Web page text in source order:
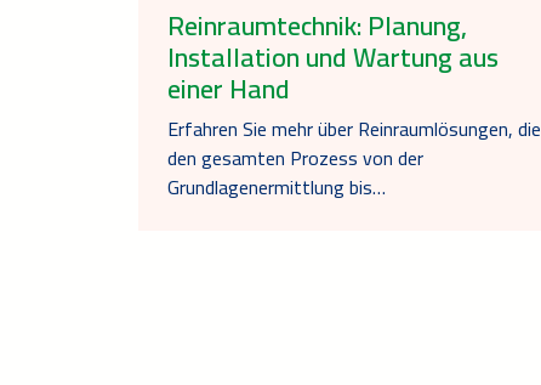
Reinraumtechnik: Planung,
Installation und Wartung aus
einer Hand
Erfahren Sie mehr über Reinraumlösungen, die
den gesamten Prozess von der
Grundlagenermittlung bis…